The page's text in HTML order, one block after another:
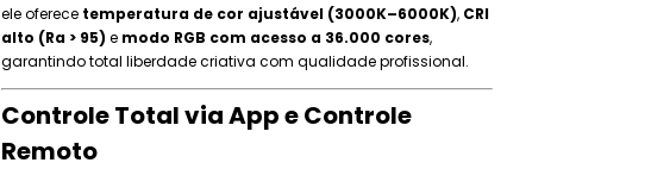
ele oferece temperatura de cor ajustável (3000K–6000K), CRI
alto (Ra > 95) e modo RGB com acesso a 36.000 cores,
garantindo total liberdade criativa com qualidade profissional.
Controle Total via App e Controle
Remoto